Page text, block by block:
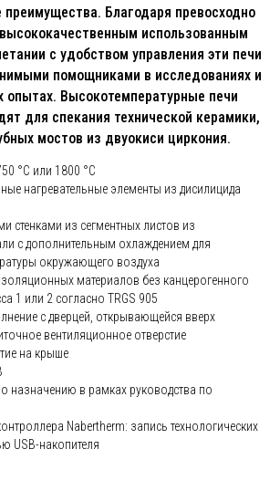
Благодаря превосходно
использованным
с удобством управления эти печи
помощниками в исследованиях и
опытах. Bысокотемпературные печи
для спекания технической керамики,
мостов из двуокиси циркония.
°C или 1800 °C
нагревательные элементы из дисилицида
стенками из сегментных листов из
с дополнительным охлаждением для
окружающего воздуха
материалов без канцерогенного
1 или 2 согласно TRGS 905
с дверцей, открывающейся вверх
вентиляционное отверстие
на крыше
назначению в рамках руководства по
Nabertherm: запись технологических
USB-накопителя